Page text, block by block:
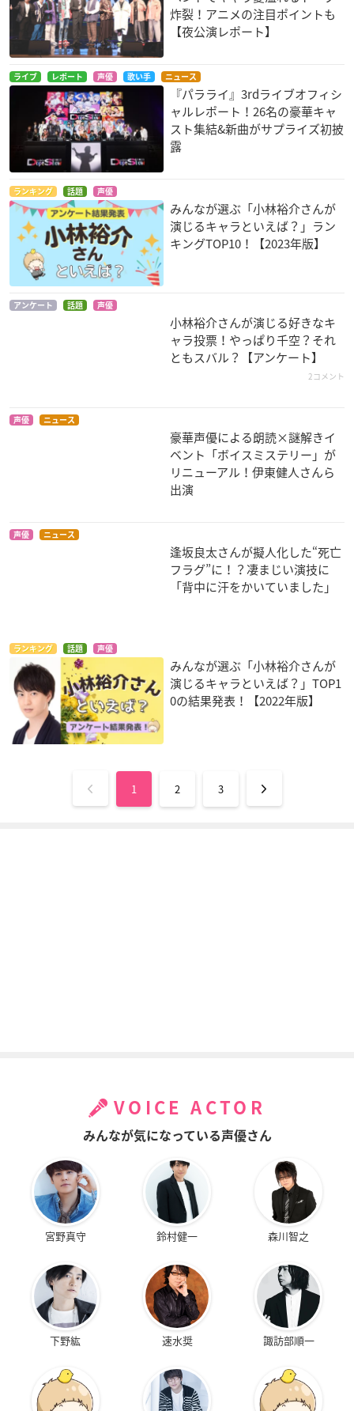
白銀の意思 アルジェ
ヴォルン
ヤマナミ・ツバサ
ウィッチクラフトワ
ークス
多華宮仄
劇場版 異世界かるて
っと ～あなざーわー
復興応援 政宗ダテニ
クル 合体版+
片倉小十郎景綱
の敵、再び。体の中
は“腸”大騒ぎ！
一般細胞
平岡大輔
ナツキ・スバル
ヤリチン☆ビッチ部
ヘタリア World★St
スロバキア
パシフィック・リ
ム：暗黒の大陸
テイラー・トラヴィ
ス
A.I.C.O. -Incarnatio
n-
モンストアニメ 消え
ゆく宇宙編
炸裂！アニメの注目ポイントも
【夜公演レポート】
ライブ レポート 声優 歌い手 ニュース
『パラライ』3rdライブオフィシ
ャルレポート！26名の豪華キャ
スト集結&新曲がサプライズ初披
露
ランキング 話題 声優
みんなが選ぶ「小林裕介さんが
演じるキャラといえば？」ラン
キングTOP10！【2023年版】
アンケート 話題 声優
小林裕介さんが演じる好きなキ
ャラ投票！やっぱり千空？それ
ともスバル？【アンケート】
2コメント
声優 ニュース
豪華声優による朗読×謎解きイ
ベント「ボイスミステリー」が
リニューアル！伊東健人さんら
出演
声優 ニュース
逢坂良太さんが擬人化した“死亡
フラグ”に！？凄まじい演技に
「背中に汗をかいていました」
ランキング 話題 声優
みんなが選ぶ「小林裕介さんが
演じるキャラといえば？」TOP1
0の結果発表！【2022年版】
1 2 3
VOICE ACTOR
みんなが気になっている声優さん
宮野真守 鈴村健一 森川智之
下野紘 速水奨 諏訪部順一